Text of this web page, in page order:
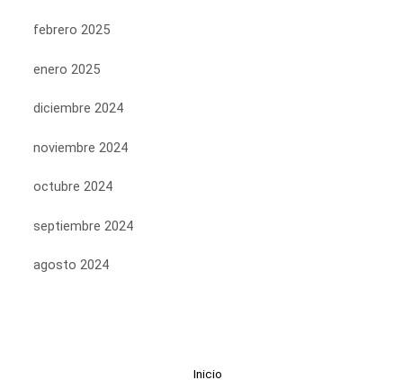
febrero 2025
enero 2025
diciembre 2024
noviembre 2024
octubre 2024
septiembre 2024
agosto 2024
Inicio